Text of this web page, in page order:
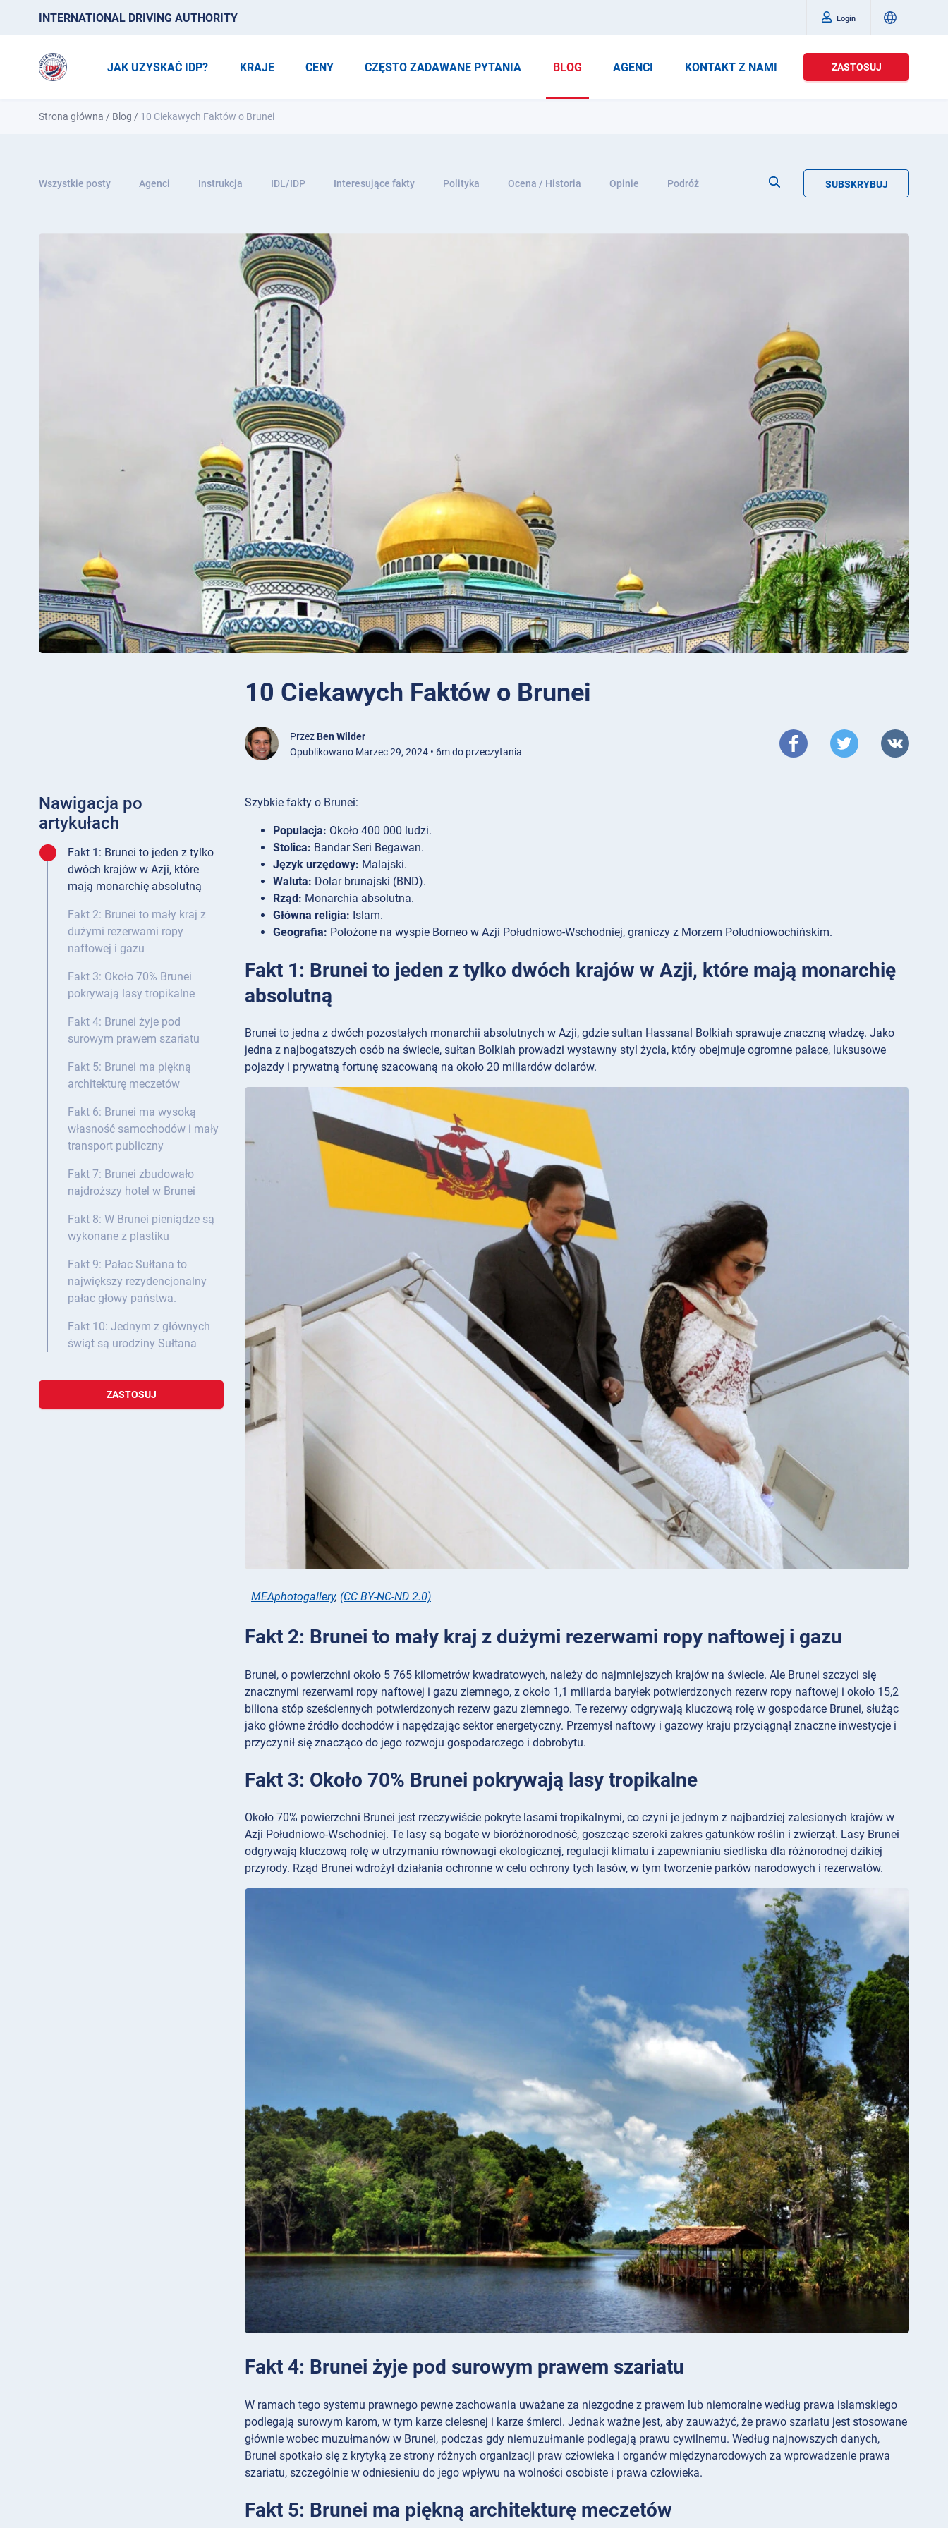
INTERNATIONAL DRIVING AUTHORITY Login
JAK UZYSKAĆ IDP? KRAJE CENY CZĘSTO ZADAWANE PYTANIA BLOG AGENCI KONTAKT Z NAMI ZASTOSUJ
Strona główna / Blog / 10 Ciekawych Faktów o Brunei
Wszystkie posty Agenci Instrukcja IDL/IDP Interesujące fakty Polityka Ocena / Historia Opinie Podróż SUBSKRYBUJ
10 Ciekawych Faktów o Brunei
Przez Ben Wilder
Opublikowano Marzec 29, 2024 • 6m do przeczytania
Nawigacja po
artykułach
Fakt 1: Brunei to jeden z tylko
dwóch krajów w Azji, które
mają monarchię absolutną
Fakt 2: Brunei to mały kraj z
dużymi rezerwami ropy
naftowej i gazu
Fakt 3: Około 70% Brunei
pokrywają lasy tropikalne
Fakt 4: Brunei żyje pod
surowym prawem szariatu
Fakt 5: Brunei ma piękną
architekturę meczetów
Fakt 6: Brunei ma wysoką
własność samochodów i mały
transport publiczny
Fakt 7: Brunei zbudowało
najdroższy hotel w Brunei
Fakt 8: W Brunei pieniądze są
wykonane z plastiku
Fakt 9: Pałac Sułtana to
największy rezydencjonalny
pałac głowy państwa.
Fakt 10: Jednym z głównych
świąt są urodziny Sułtana
ZASTOSUJ
Szybkie fakty o Brunei:
Populacja: Około 400 000 ludzi.
Stolica: Bandar Seri Begawan.
Język urzędowy: Malajski.
Waluta: Dolar brunajski (BND).
Rząd: Monarchia absolutna.
Główna religia: Islam.
Geografia: Położone na wyspie Borneo w Azji Południowo-Wschodniej, graniczy z Morzem Południowochińskim.
Fakt 1: Brunei to jeden z tylko dwóch krajów w Azji, które mają monarchię
absolutną
Brunei to jedna z dwóch pozostałych monarchii absolutnych w Azji, gdzie sułtan Hassanal Bolkiah sprawuje znaczną władzę. Jako
jedna z najbogatszych osób na świecie, sułtan Bolkiah prowadzi wystawny styl życia, który obejmuje ogromne pałace, luksusowe
pojazdy i prywatną fortunę szacowaną na około 20 miliardów dolarów.
MEAphotogallery, (CC BY-NC-ND 2.0)
Fakt 2: Brunei to mały kraj z dużymi rezerwami ropy naftowej i gazu
Brunei, o powierzchni około 5 765 kilometrów kwadratowych, należy do najmniejszych krajów na świecie. Ale Brunei szczyci się
znacznymi rezerwami ropy naftowej i gazu ziemnego, z około 1,1 miliarda baryłek potwierdzonych rezerw ropy naftowej i około 15,2
biliona stóp sześciennych potwierdzonych rezerw gazu ziemnego. Te rezerwy odgrywają kluczową rolę w gospodarce Brunei, służąc
jako główne źródło dochodów i napędzając sektor energetyczny. Przemysł naftowy i gazowy kraju przyciągnął znaczne inwestycje i
przyczynił się znacząco do jego rozwoju gospodarczego i dobrobytu.
Fakt 3: Około 70% Brunei pokrywają lasy tropikalne
Około 70% powierzchni Brunei jest rzeczywiście pokryte lasami tropikalnymi, co czyni je jednym z najbardziej zalesionych krajów w
Azji Południowo-Wschodniej. Te lasy są bogate w bioróżnorodność, goszcząc szeroki zakres gatunków roślin i zwierząt. Lasy Brunei
odgrywają kluczową rolę w utrzymaniu równowagi ekologicznej, regulacji klimatu i zapewnianiu siedliska dla różnorodnej dzikiej
przyrody. Rząd Brunei wdrożył działania ochronne w celu ochrony tych lasów, w tym tworzenie parków narodowych i rezerwatów.
Fakt 4: Brunei żyje pod surowym prawem szariatu
W ramach tego systemu prawnego pewne zachowania uważane za niezgodne z prawem lub niemoralne według prawa islamskiego
podlegają surowym karom, w tym karze cielesnej i karze śmierci. Jednak ważne jest, aby zauważyć, że prawo szariatu jest stosowane
głównie wobec muzułmanów w Brunei, podczas gdy niemuzułmanie podlegają prawu cywilnemu. Według najnowszych danych,
Brunei spotkało się z krytyką ze strony różnych organizacji praw człowieka i organów międzynarodowych za wprowadzenie prawa
szariatu, szczególnie w odniesieniu do jego wpływu na wolności osobiste i prawa człowieka.
Fakt 5: Brunei ma piękną architekturę meczetów